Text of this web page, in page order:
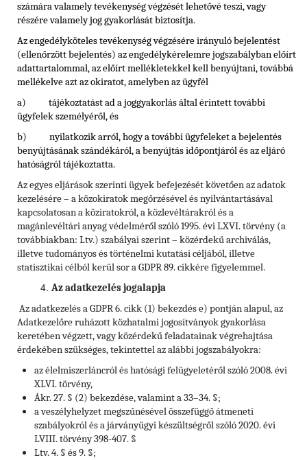
számára valamely tevékenység végzését lehetővé teszi, vagy
részére valamely jog gyakorlását biztosítja.
Az engedélyköteles tevékenység végzésére irányuló bejelentést
(ellenőrzött bejelentés) az engedélykérelemre jogszabályban előírt
adattartalommal, az előírt mellékletekkel kell benyújtani, továbbá
mellékelve azt az okiratot, amelyben az ügyfél
a) tájékoztatást ad a joggyakorlás által érintett további
ügyfelek személyéről, és
b) nyilatkozik arról, hogy a további ügyfeleket a bejelentés
benyújtásának szándékáról, a benyújtás időpontjáról és az eljáró
hatóságról tájékoztatta.
Az egyes eljárások szerinti ügyek befejezését követően az adatok
kezelésére – a közokiratok megőrzésével és nyilvántartásával
kapcsolatosan a köziratokról, a közlevéltárakról és a
magánlevéltári anyag védelméről szóló 1995. évi LXVI. törvény (a
továbbiakban: Ltv.) szabályai szerint – közérdekű archiválás,
illetve tudományos és történelmi kutatási céljából, illetve
statisztikai célból kerül sor a GDPR 89. cikkére figyelemmel.
Az adatkezelés jogalapja
Az adatkezelés a GDPR 6. cikk (1) bekezdés e) pontján alapul, az
Adatkezelőre ruházott közhatalmi jogosítványok gyakorlása
keretében végzett, vagy közérdekű feladatainak végrehajtása
érdekében szükséges, tekintettel az alábbi jogszabályokra:
az élelmiszerláncról és hatósági felügyeletéről szóló 2008. évi
XLVI. törvény,
Ákr. 27. § (2) bekezdése, valamint a 33–34. §;
a veszélyhelyzet megszűnésével összefüggő átmeneti
szabályokról és a járványügyi készültségről szóló 2020. évi
LVIII. törvény 398-407. §
Ltv. 4. § és 9. §;